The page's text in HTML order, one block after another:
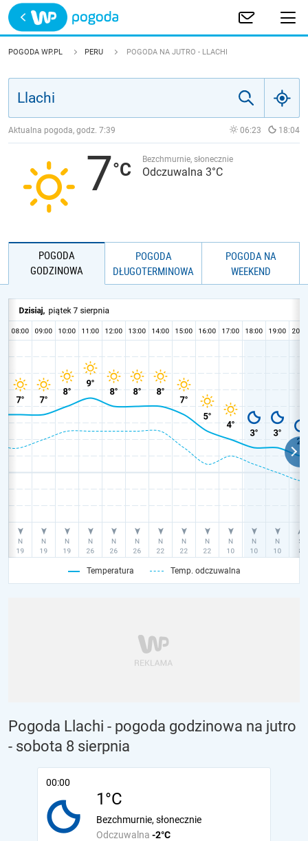
Trwa ładowanie
POLSKA
JAKOŚĆ POWIETRZA
POGODA WP.PL PERU POGODA NA JUTRO - LLACHI
Aktualna pogoda, godz. 7:39 06:23 18:04
7 Bezchmurnie, słonecznie
Odczuwalna 3°C
POGODA
GODZINOWA
POGODA
DŁUGOTERMINOWA
POGODA NA
WEEKEND
Temperatura Temp. odczuwalna
Pogoda Llachi - pogoda godzinowa na jutro
- sobota 8 sierpnia
00:00
1°C
Odczuwalna -2°C
Bezchmurnie, słonecznie